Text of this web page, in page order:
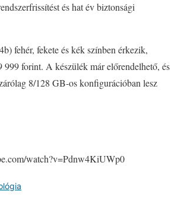
és hat év biztonsági
fehér, fekete és kék színben érkezik,
999 forint. A készülék már előrendelhető, és
8/128 GB-os konfigurációban lesz
watch?v=Pdnw4KiUWp0